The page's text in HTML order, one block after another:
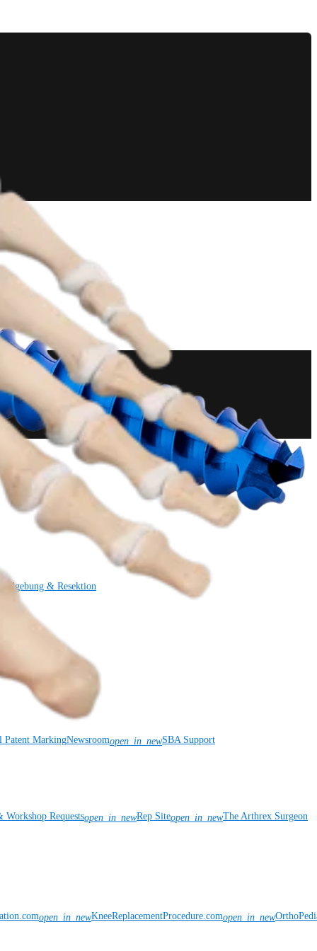
& Resektion
Patent MarkingNewsroomopen_in_newSBA Support
Requestsopen_in_newRep Siteopen_in_newThe Arthrex Surgeon
open_in_newKneeReplacementProcedure.comopen_in_new